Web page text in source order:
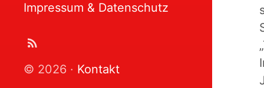
Impressum & Datenschutz
© 2026 · Kontakt